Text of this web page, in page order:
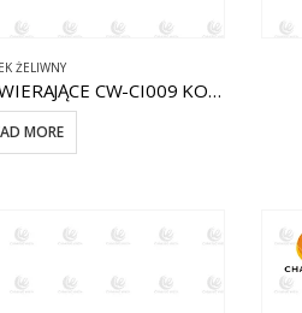
ŻELIWNY
1SZT ŻELIWO NIEPRZYWIERAJĄCE CW-CI009 KOCIOŁ
MORE